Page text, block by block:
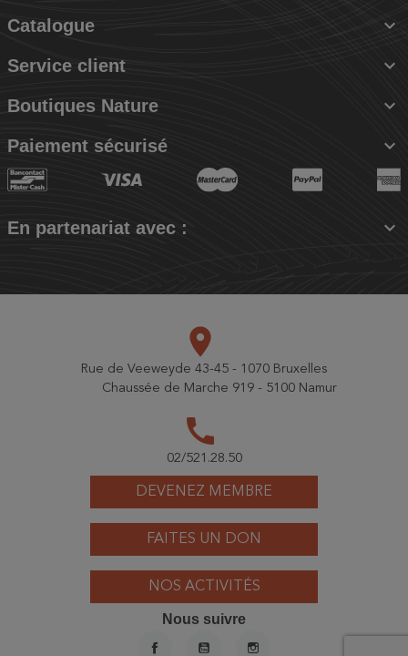
Catalogue 
Service client 
Boutiques Nature 
Paiement sécurisé 
En partenariat avec : 
DEVENEZ MEMBRE
FAITES UN DON
NOS ACTIVITÉS
place
Rue de Veeweyde 43-45 - 1070 Bruxelles
Chaussée de Marche 919 - 5100 Namur
call
02/521.28.50
Nous suivre